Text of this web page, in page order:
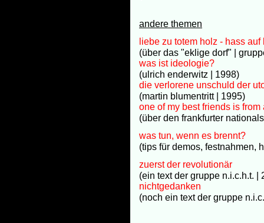
andere themen
liebe zu totem holz - hass
(über das "eklige dorf" |
was ist ideologie?
(ulrich enderwitz | 1998)
die verlorene unschuld der
(martin blumentritt | 1995)
one of my best friends is from
(über den frankfurter
was tun, wenn es brennt?
(tips für demos, festnahmen,
zuerst der revolutionär
(ein text der gruppe n.i.c.h.t. |
nichtgedanken
(noch ein text der gruppe